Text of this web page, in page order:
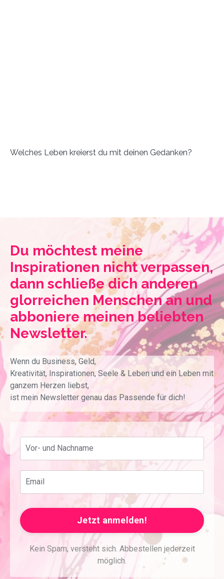
Welches Leben kreierst du mit deinen Gedanken?
Du möchtest meine
Inspirationen nicht verpassen,
dann schließe dich anderen
glorreichen Menschen an und
abboniere meinen beliebten
Newsletter.
Wenn du Business, Geld,
Kreativität, Inspirationen, Seele & Leben und ein Leben mit
ganzem Herzen liebst,
ist mein Newsletter genau das Passende für dich!
Jetzt anmelden!
Kein Spam, versteht sich. Abbestellen jederzeit
möglich.